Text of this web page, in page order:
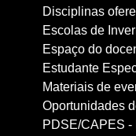
Disciplinas
Escolas de
Espaço do
Estudante
Materiais de
Oportunidades
PDSE/CAPES